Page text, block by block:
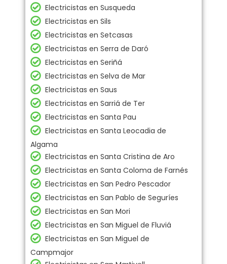
Electricistas en Susqueda
Electricistas en Sils
Electricistas en Setcasas
Electricistas en Serra de Daró
Electricistas en Seriñá
Electricistas en Selva de Mar
Electricistas en Saus
Electricistas en Sarriá de Ter
Electricistas en Santa Pau
Electricistas en Santa Leocadia de
Algama
Electricistas en Santa Cristina de Aro
Electricistas en Santa Coloma de Farnés
Electricistas en San Pedro Pescador
Electricistas en San Pablo de Seguríes
Electricistas en San Mori
Electricistas en San Miguel de Fluviá
Electricistas en San Miguel de
Campmajor